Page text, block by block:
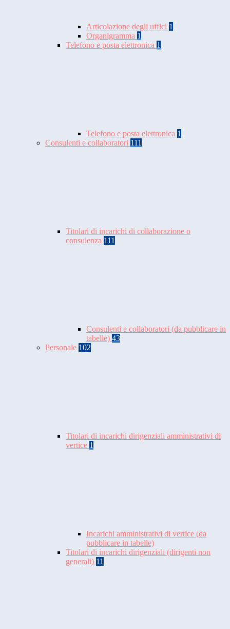
Articolazione degli uffici 1
Organigramma 1
Telefono e posta elettronica 1
Telefono e posta elettronica 1
Consulenti e collaboratori 111
Titolari di incarichi di collaborazione o
consulenza 111
Consulenti e collaboratori (da pubblicare in
tabelle) 43
Personale 102
Titolari di incarichi dirigenziali amministrativi di
vertice 1
Incarichi amministrativi di vertice (da
pubblicare in tabelle)
Titolari di incarichi dirigenziali (dirigenti non
generali) 11